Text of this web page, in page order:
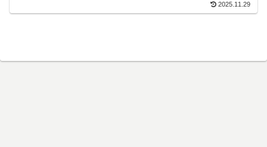
2025.11.29